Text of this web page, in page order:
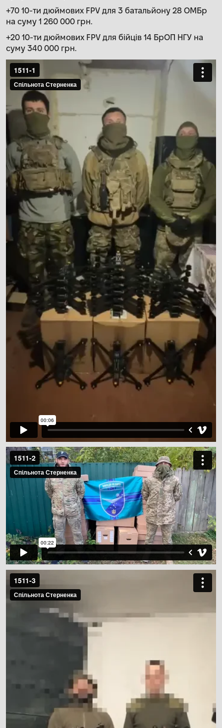
+70 10-ти дюймових FPV для 3 батальйону 28 ОМБр
на суму 1 260 000 грн.
+20 10-ти дюймових FPV для бійців 14 БрОП НГУ на
суму 340 000 грн.